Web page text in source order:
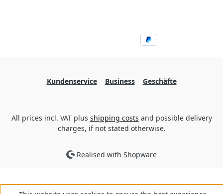
Kundenservice Business Geschäfte
All prices incl. VAT plus shipping costs and possible delivery
charges, if not stated otherwise.
Realised with Shopware